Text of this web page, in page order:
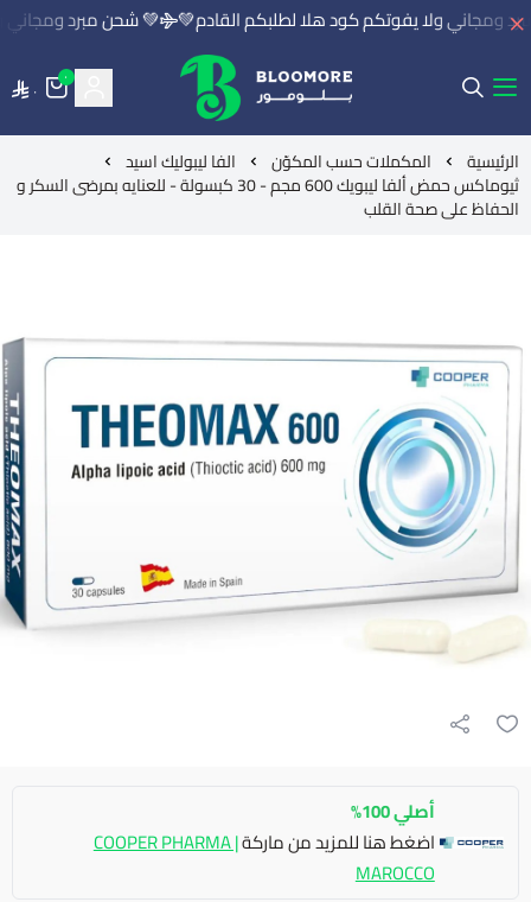
ومجاني ولا يفوتكم كود هلا لطلبكم القادم💚 💚 شحن مبرد ومجاني
بلومور | BLOOMORE
٠
٠
الرئيسية المكملات حسب المكوّن الفا ليبوليك اسيد
ثيوماكس حمض ألفا ليبويك 600 مجم - 30 كبسولة - للعنايه بمرضى السكر و
الحفاظ على صحة القلب
أصلي 100%
اضغط هنا للمزيد من ماركةCOOPER PHARMA |
MAROCCO